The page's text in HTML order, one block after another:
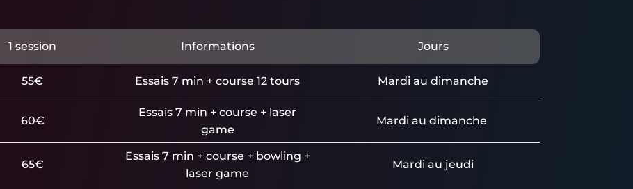
1 session Informations Jours
55€ Essais 7 min + course 12 tours Mardi au dimanche
60€
Essais 7 min + course + laser
game
Mardi au dimanche
65€
Essais 7 min + course + bowling +
laser game
Mardi au jeudi